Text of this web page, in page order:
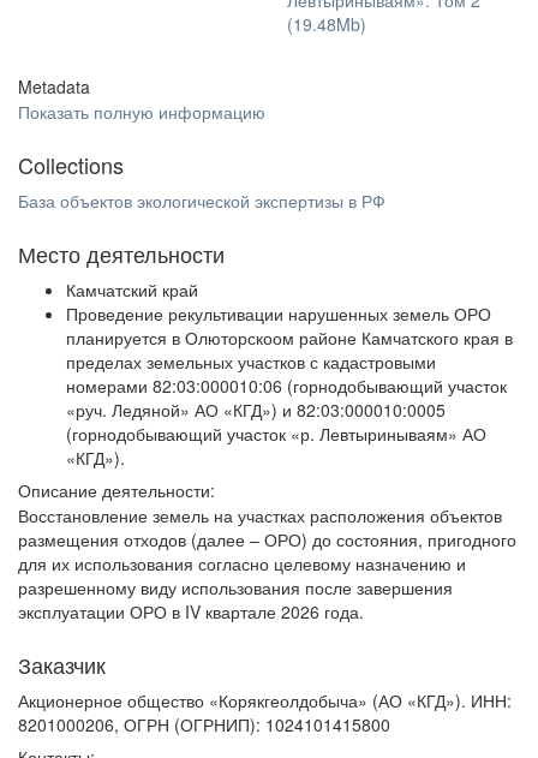
(19.48Mb)
Metadata
Показать полную информацию
Collections
База объектов экологической экспертизы в РФ
Место деятельности
Камчатский край
Проведение рекультивации нарушенных земель ОРО
планируется в Олюторскоом районе Камчатского края в
пределах земельных участков с кадастровыми
номерами 82:03:000010:06 (горнодобывающий участок
«руч. Ледяной» АО «КГД») и 82:03:000010:0005
(горнодобывающий участок «р. Левтыринываям» АО
«КГД»).
Описание деятельности:
Восстановление земель на участках расположения объектов
размещения отходов (далее – ОРО) до состояния, пригодного
для их использования согласно целевому назначению и
разрешенному виду использования после завершения
эксплуатации ОРО в IV квартале 2026 года.
Заказчик
Акционерное общество «Корякгеолдобыча» (АО «КГД»). ИНН:
8201000206, ОГРН (ОГРНИП): 1024101415800